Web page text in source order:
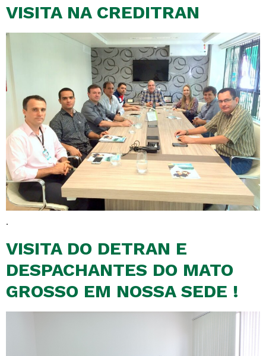
VISITA NA CREDITRAN
.
VISITA DO DETRAN E
DESPACHANTES DO MATO
GROSSO EM NOSSA SEDE !